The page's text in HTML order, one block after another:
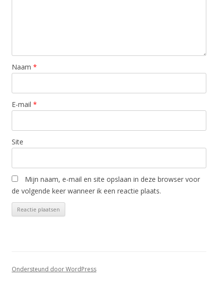
Naam *
E-mail *
Site
Mijn naam, e-mail en site opslaan in deze browser voor
de volgende keer wanneer ik een reactie plaats.
Ondersteund door WordPress